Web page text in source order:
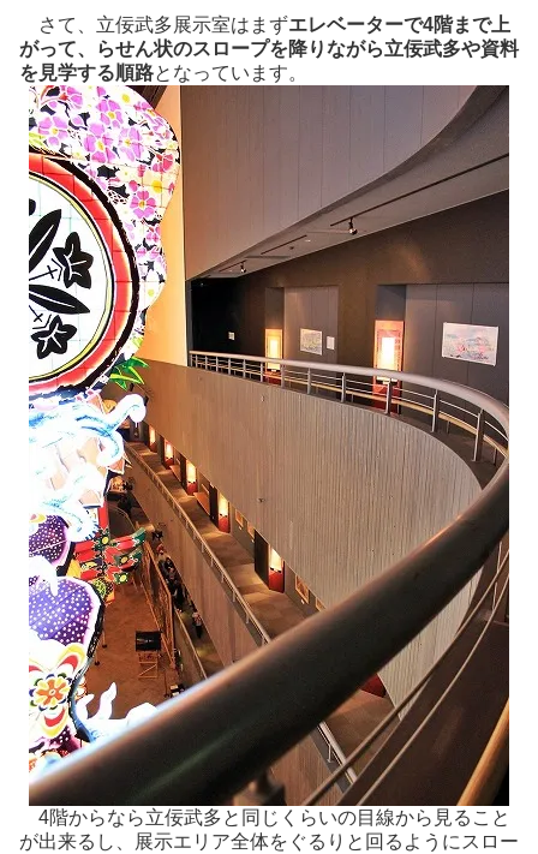
さて、立佞武多展示室はまずエレベーターで4階まで上
がって、らせん状のスロープを降りながら立佞武多や資料
を見学する順路となっています。
4階からなら立佞武多と同じくらいの目線から見ること
が出来るし、展示エリア全体をぐるりと回るようにスロー